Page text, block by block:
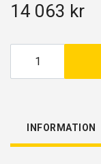
14 063 kr
INFORMATION